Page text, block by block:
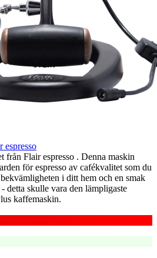
espresso
från Flair espresso . Denna maskin
för espresso av cafékvalitet som du
i ditt hem och en smak
detta skulle vara den lämpligaste
kaffemaskin.